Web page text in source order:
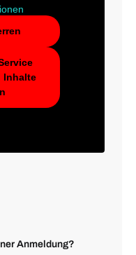
Inhalte
Anmeldung?